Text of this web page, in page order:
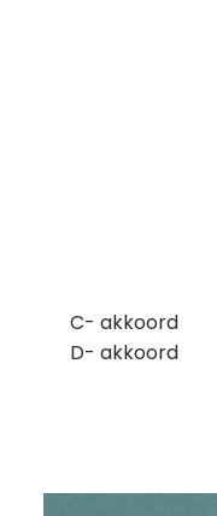
​C- akkoord
D- akkoord